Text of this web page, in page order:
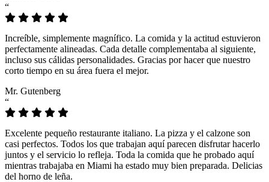
“
Increíble, simplemente magnífico. La comida y la actitud estuvieron
perfectamente alineadas. Cada detalle complementaba al siguiente,
incluso sus cálidas personalidades. Gracias por hacer que nuestro
corto tiempo en su área fuera el mejor.
Mr. Gutenberg
“
Excelente pequeño restaurante italiano. La pizza y el calzone son
casi perfectos. Todos los que trabajan aquí parecen disfrutar hacerlo
juntos y el servicio lo refleja. Toda la comida que he probado aquí
mientras trabajaba en Miami ha estado muy bien preparada. Delicias
del horno de leña.